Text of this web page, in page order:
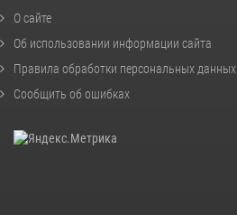
О сайте
Об использовании информации сайта
Правила обработки персональных данных
Сообщить об ошибках